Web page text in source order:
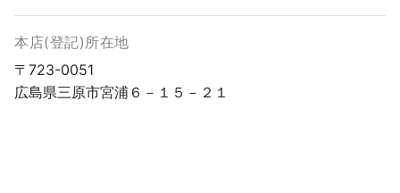
本店(登記)所在地
〒723-0051
広島県三原市宮浦６－１５－２１